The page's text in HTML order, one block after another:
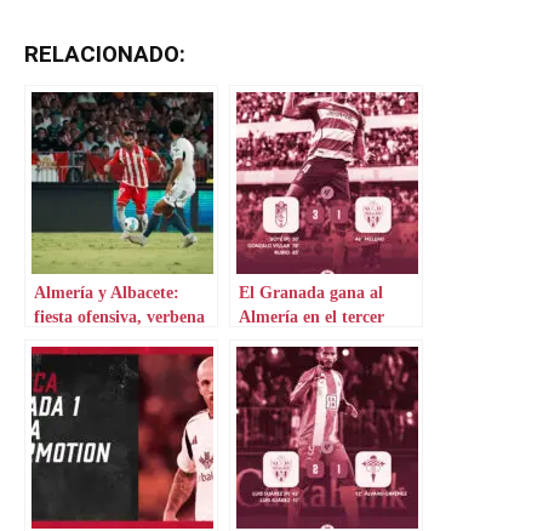
RELACIONADO:
Almería y Albacete:
fiesta ofensiva, verbena
El Granada gana al
Almería en el tercer